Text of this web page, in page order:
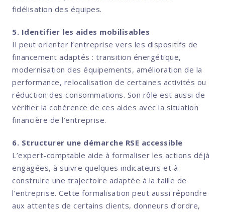
fidélisation des équipes.
5. Identifier les aides mobilisables
Il peut orienter l’entreprise vers les dispositifs de
financement adaptés : transition énergétique,
modernisation des équipements, amélioration de la
performance, relocalisation de certaines activités ou
réduction des consommations. Son rôle est aussi de
vérifier la cohérence de ces aides avec la situation
financière de l’entreprise.
6. Structurer une démarche RSE accessible
L’expert-comptable aide à formaliser les actions déjà
engagées, à suivre quelques indicateurs et à
construire une trajectoire adaptée à la taille de
l’entreprise. Cette formalisation peut aussi répondre
aux attentes de certains clients, donneurs d’ordre,